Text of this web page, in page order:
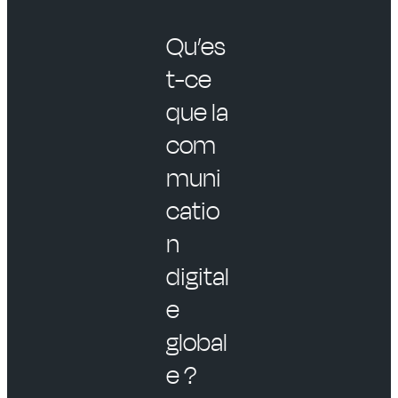
Qu’es
t-ce
que la
com
muni
catio
n
digital
e
global
e ?